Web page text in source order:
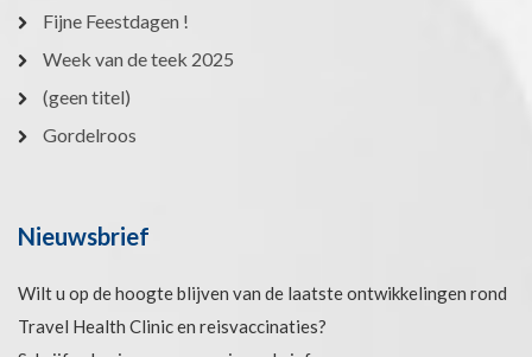
Fijne Feestdagen !
Week van de teek 2025
(geen titel)
Gordelroos
Nieuwsbrief
Wilt u op de hoogte blijven van de laatste ontwikkelingen rond
Travel Health Clinic en reisvaccinaties?